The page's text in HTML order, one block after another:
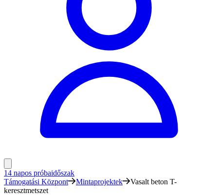
14 napos próbaidőszak
Támogatási Központ
Mintaprojektek
Vasalt beton T-
keresztmetszet